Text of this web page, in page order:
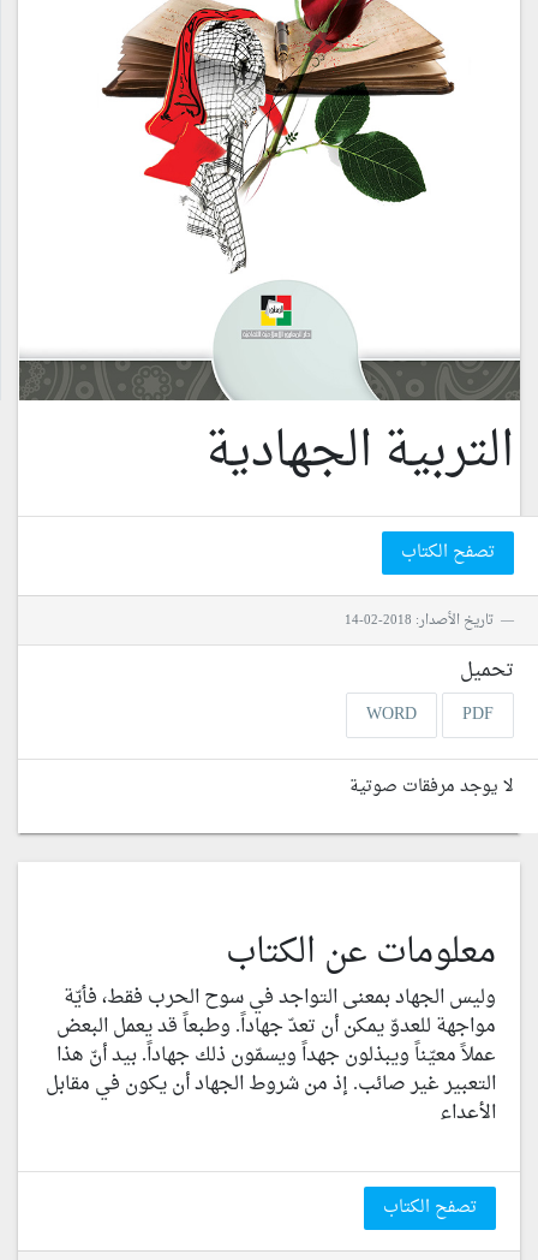
التربية الجهادية
تصفح الكتاب
تاريخ الأصدار: 2018-02-14
تحميل
PDF
WORD
لا يوجد مرفقات صوتية
معلومات عن الكتاب
وليس الجهاد بمعنى التواجد في سوح الحرب فقط، فأيّة
مواجهة للعدوّ يمكن أن تعدّ جهاداً. وطبعاً قد يعمل البعض
عملاً معيّناً ويبذلون جهداً ويسمّون ذلك جهاداً. بيد أنّ هذا
التعبير غير صائب. إذ من شروط الجهاد أن يكون في مقابل
الأعداء
تصفح الكتاب